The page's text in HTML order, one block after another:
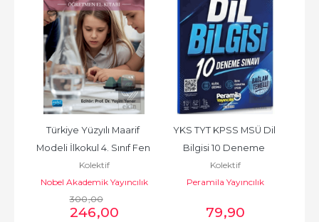
Türkiye Yüzyılı Maarif
Modeli İlkokul 4. Sınıf Fen
Bilimleri Dersi...
Kolektif
Nobel Akademik Yayıncılık
300,00
246,00
YKS TYT KPSS MSÜ Dil
Bilgisi 10 Deneme
Çözümlü
Kolektif
Peramila Yayıncılık
79,90